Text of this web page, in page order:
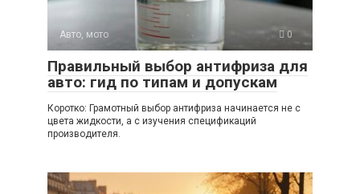
Авто, мото 0
Правильный выбор антифриза для
авто: гид по типам и допускам
Коротко: Грамотный выбор антифриза начинается не с
цвета жидкости, а с изучения спецификаций
производителя.